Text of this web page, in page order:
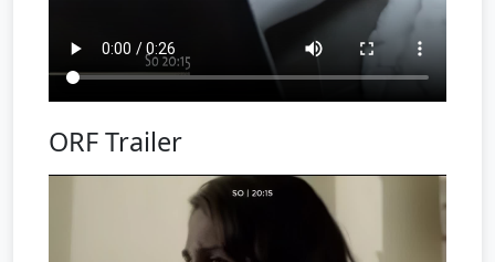
ORF Trailer